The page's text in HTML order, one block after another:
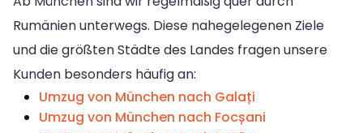
Rumänien unterwegs. Diese nahegelegenen Ziele
und die größten Städte des Landes fragen unsere
Kunden besonders häufig an:
Umzug von München nach Galați
Umzug von München nach Focșani